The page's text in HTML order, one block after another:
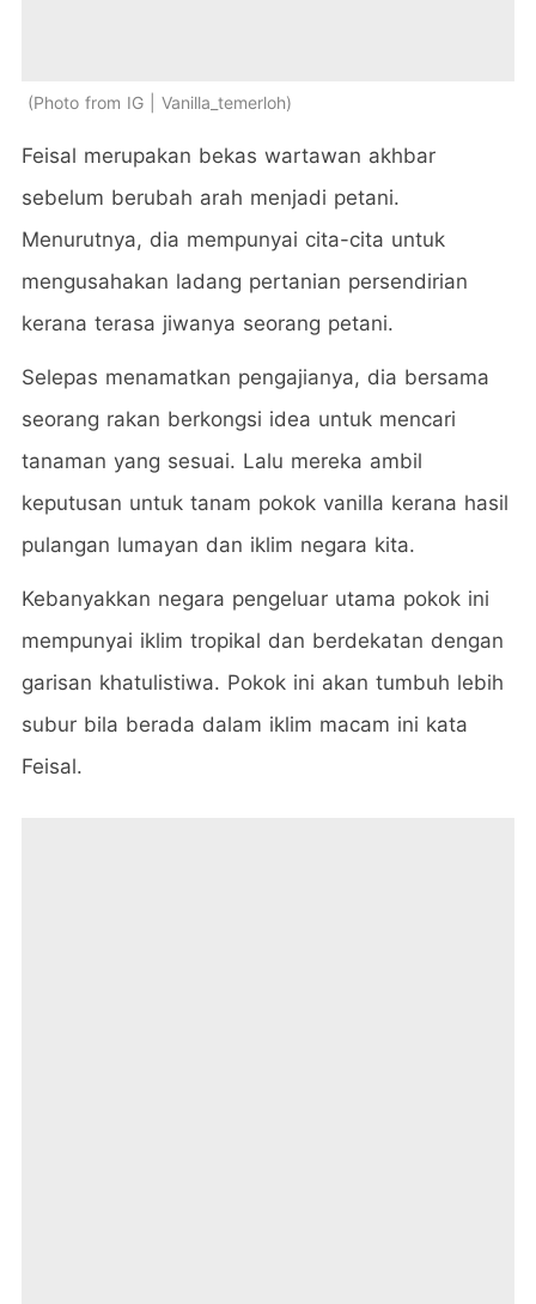
Photo from IG | Vanilla_temerloh
Feisal merupakan bekas wartawan akhbar
sebelum berubah arah menjadi petani.
Menurutnya, dia mempunyai cita-cita untuk
mengusahakan ladang pertanian persendirian
kerana terasa jiwanya seorang petani.
Selepas menamatkan pengajianya, dia bersama
seorang rakan berkongsi idea untuk mencari
tanaman yang sesuai. Lalu mereka ambil
keputusan untuk tanam pokok vanilla kerana hasil
pulangan lumayan dan iklim negara kita.
Kebanyakkan negara pengeluar utama pokok ini
mempunyai iklim tropikal dan berdekatan dengan
garisan khatulistiwa. Pokok ini akan tumbuh lebih
subur bila berada dalam iklim macam ini kata
Feisal.